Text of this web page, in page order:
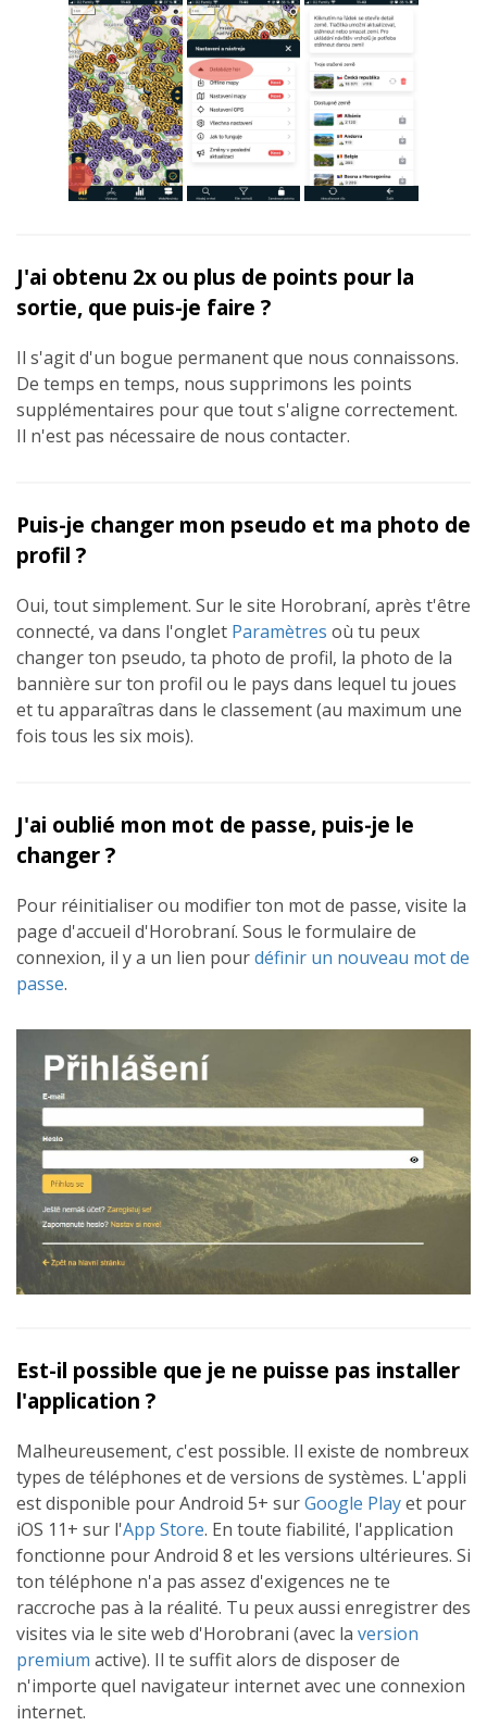
J'ai obtenu 2x ou plus de points pour la
sortie, que puis-je faire ?
Il s'agit d'un bogue permanent que nous connaissons.
De temps en temps, nous supprimons les points
supplémentaires pour que tout s'aligne correctement.
Il n'est pas nécessaire de nous contacter.
Puis-je changer mon pseudo et ma photo de
profil ?
Oui, tout simplement. Sur le site Horobraní, après t'être
connecté, va dans l'onglet Paramètres où tu peux
changer ton pseudo, ta photo de profil, la photo de la
bannière sur ton profil ou le pays dans lequel tu joues
et tu apparaîtras dans le classement (au maximum une
fois tous les six mois).
J'ai oublié mon mot de passe, puis-je le
changer ?
Pour réinitialiser ou modifier ton mot de passe, visite la
page d'accueil d'Horobraní. Sous le formulaire de
connexion, il y a un lien pourdéfinir un nouveau mot de
passe.
Est-il possible que je ne puisse pas installer
l'application ?
Malheureusement, c'est possible. Il existe de nombreux
types de téléphones et de versions de systèmes. L'appli
est disponible pour Android 5+ surGoogle Playet pour
iOS 11+ sur l'App Store. En toute fiabilité, l'application
fonctionne pour Android 8 et les versions ultérieures. Si
ton téléphone n'a pas assez d'exigences ne te
raccroche pas à la réalité. Tu peux aussi enregistrer des
visites via le site web d'Horobrani (avec la version
premium active). Il te suffit alors de disposer de
n'importe quel navigateur internet avec une connexion
internet.